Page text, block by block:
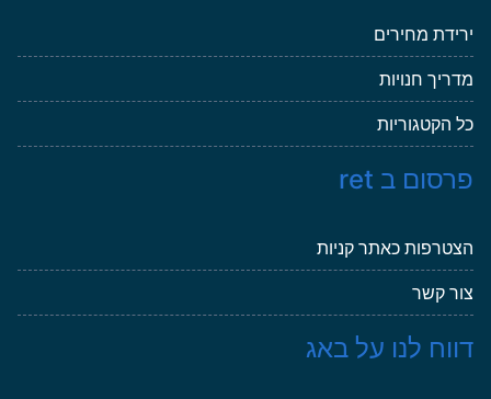
ירידת מחירים
מדריך חנויות
כל הקטגוריות
פרסום ב ret
הצטרפות כאתר קניות
צור קשר
דווח לנו על באג